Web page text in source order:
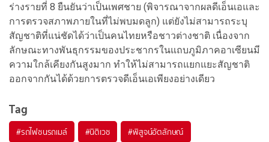
ร่างรายที่ 8 ยืนยันว่าเป็นเพศชาย (พิจารณาจากผลดีเอ็นเอและ
การตรวจสภาพภายในที่ไม่พบมดลูก) แต่ยังไม่สามารถระบุ
สัญชาติที่แน่ชัดได้ว่าเป็นคนไทยหรือชาวต่างชาติ เนื่องจาก
ลักษณะทางพันธุกรรมของประชากรในแถบภูมิภาคอาเซียนมี
ความใกล้เคียงกันสูงมาก ทำให้ไม่สามารถแยกแยะสัญชาติ
ออกจากกันได้ด้วยการตรวจดีเอ็นเอเพียงอย่างเดียว
Tag
#รถไฟชนรถเมล์ #นิติเวช #พิสูจน์อัตลักษณ์